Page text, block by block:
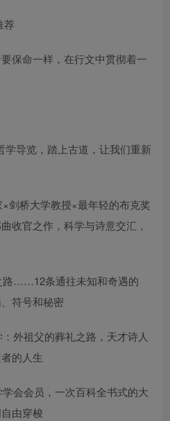
荐
保命一样，在行文中贯彻着一
学导览，踏上古道，让我们重新
剑桥大学教授×最年轻的布克奖
收官之作，科学与诗意交汇，
路……12条通往未知和奇遇的
符号和秘密
外祖父的葬礼之路，天才诗人
的人生
会会员，一次百科全书式的大
由穿梭